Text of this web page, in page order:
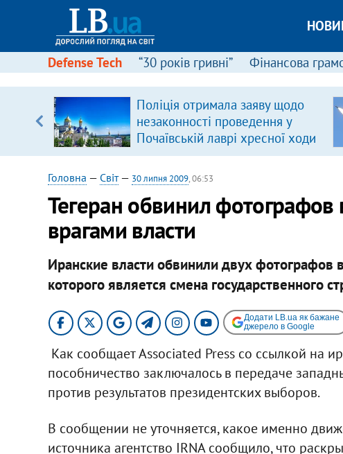
Defense Tech “30 років гривні” Фінансова
Поліція отримала заяву щодо
незаконності проведення у
Почаївській лаврі хресної ходи
Головна — Світ— 30 липня 2009, 06:53
Тегеран обвинил фотографов
врагами власти
Иранские власти обвинили двух
которого является смена государственного
Додати LB.ua як бажане
джерело в Google
Как сообщает Associated Press со ссылкой на
пособничество заключалось в передаче
против результатов президентских выборов.
В сообщении не уточняется, какое именно
источника агентство IRNA cообщило, что